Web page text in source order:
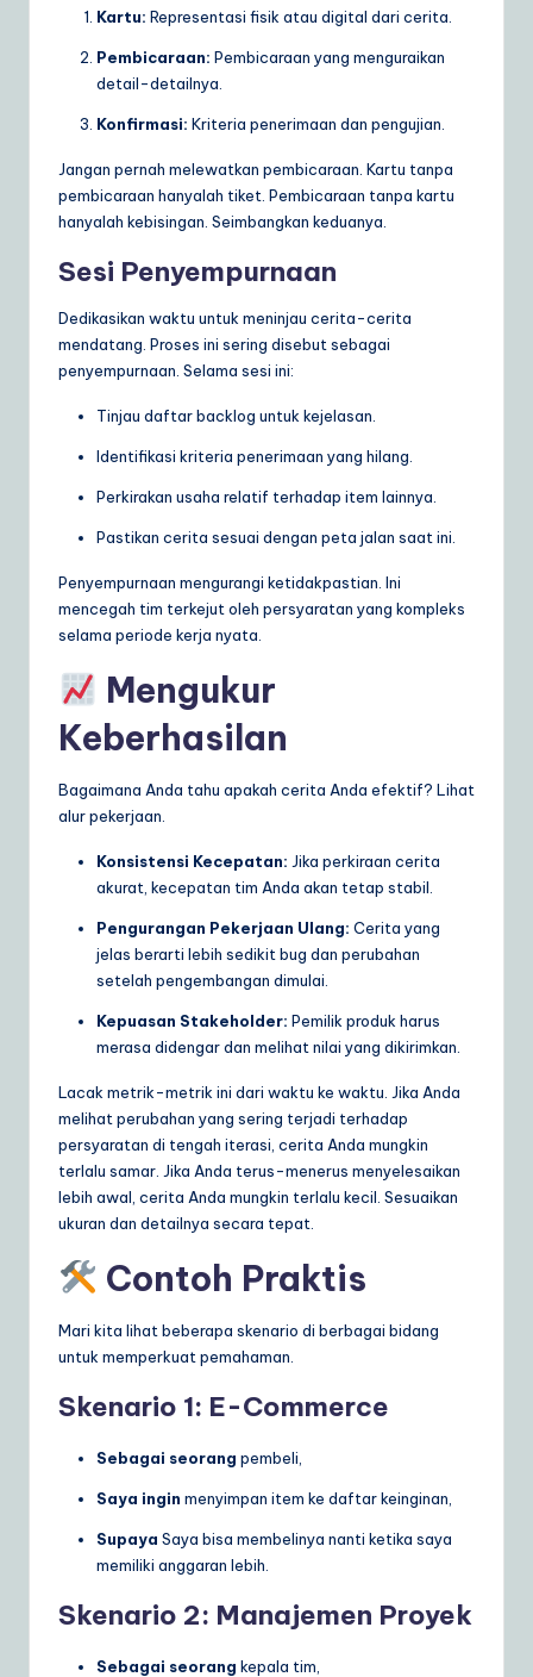
Kartu: Representasi fisik atau digital dari cerita.
Pembicaraan: Pembicaraan yang menguraikan
detail-detailnya.
Konfirmasi: Kriteria penerimaan dan pengujian.
Jangan pernah melewatkan pembicaraan. Kartu tanpa
pembicaraan hanyalah tiket. Pembicaraan tanpa kartu
hanyalah kebisingan. Seimbangkan keduanya.
Sesi Penyempurnaan
Dedikasikan waktu untuk meninjau cerita-cerita
mendatang. Proses ini sering disebut sebagai
penyempurnaan. Selama sesi ini:
Tinjau daftar backlog untuk kejelasan.
Identifikasi kriteria penerimaan yang hilang.
Perkirakan usaha relatif terhadap item lainnya.
Pastikan cerita sesuai dengan peta jalan saat ini.
Penyempurnaan mengurangi ketidakpastian. Ini
mencegah tim terkejut oleh persyaratan yang kompleks
selama periode kerja nyata.
Mengukur
Keberhasilan
Bagaimana Anda tahu apakah cerita Anda efektif? Lihat
alur pekerjaan.
Konsistensi Kecepatan: Jika perkiraan cerita
akurat, kecepatan tim Anda akan tetap stabil.
Pengurangan Pekerjaan Ulang: Cerita yang
jelas berarti lebih sedikit bug dan perubahan
setelah pengembangan dimulai.
Kepuasan Stakeholder: Pemilik produk harus
merasa didengar dan melihat nilai yang dikirimkan.
Lacak metrik-metrik ini dari waktu ke waktu. Jika Anda
melihat perubahan yang sering terjadi terhadap
persyaratan di tengah iterasi, cerita Anda mungkin
terlalu samar. Jika Anda terus-menerus menyelesaikan
lebih awal, cerita Anda mungkin terlalu kecil. Sesuaikan
ukuran dan detailnya secara tepat.
Contoh Praktis
Mari kita lihat beberapa skenario di berbagai bidang
untuk memperkuat pemahaman.
Skenario 1: E-Commerce
Sebagai seorang pembeli,
Saya ingin menyimpan item ke daftar keinginan,
Supaya Saya bisa membelinya nanti ketika saya
memiliki anggaran lebih.
Skenario 2: Manajemen Proyek
Sebagai seorang kepala tim,